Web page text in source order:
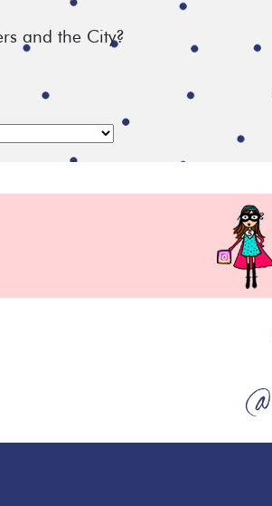
and the City?